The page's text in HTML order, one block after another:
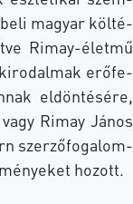
ma­gyar köl­té­
Rimay-életmű
erő­fe­
el­dön­té­sé­re,
Ri­may Já­nos
szer­ző­fo­ga­lom­
ho­zott.